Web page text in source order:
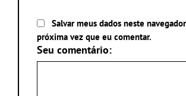
Salvar meus dados neste
próxima vez que eu comentar.
Seu comentário: